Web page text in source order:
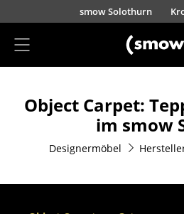
Direkt zum Inhaltsmow Solothurn
Sitzmöbel
Object Carpet:
im smow
Designermöbel